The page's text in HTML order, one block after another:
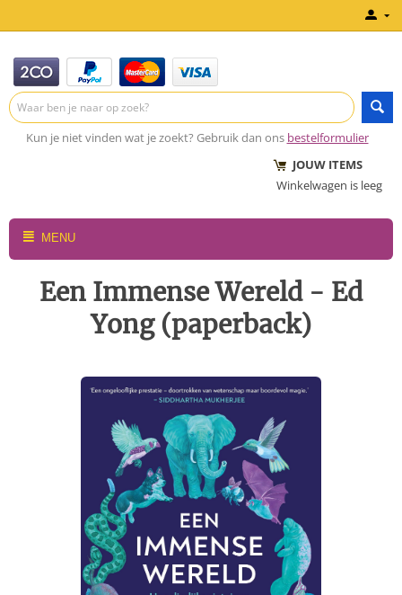
Kun je niet vinden wat je zoekt? Gebruik dan ons bestelformulier
JOUW ITEMS
Winkelwagen is leeg
MENU
Een Immense Wereld - Ed
Yong (paperback)